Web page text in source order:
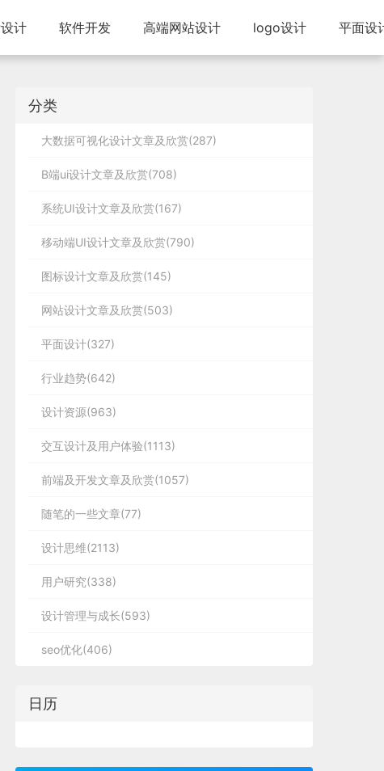
计 软件开发 高端网站设计 logo设计 平面设
分类
大数据可视化设计文章及欣赏(287)
B端ui设计文章及欣赏(708)
系统UI设计文章及欣赏(167)
移动端UI设计文章及欣赏(790)
图标设计文章及欣赏(145)
网站设计文章及欣赏(503)
平面设计(327)
行业趋势(642)
设计资源(963)
交互设计及用户体验(1113)
前端及开发文章及欣赏(1057)
随笔的一些文章(77)
设计思维(2113)
用户研究(338)
设计管理与成长(593)
seo优化(406)
日历